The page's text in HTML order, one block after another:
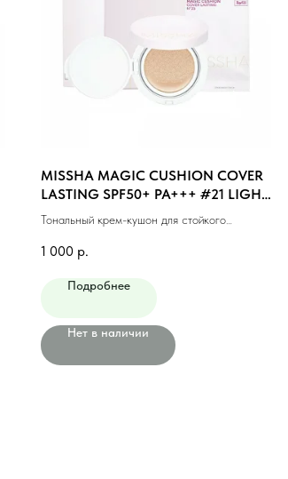
MISSHA MAGIC CUSHION COVER
LASTING SPF50+ PA+++ #21 LIGHT
BEIGE (15ml)
Тональный крем-кушон для стойкого
1 000 р.
Подробнее
Нет в наличии